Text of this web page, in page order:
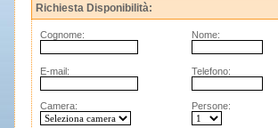
Richiesta Disponibilità:
Cognome: Nome:
E-mail: Telefono:
Camera: Persone: